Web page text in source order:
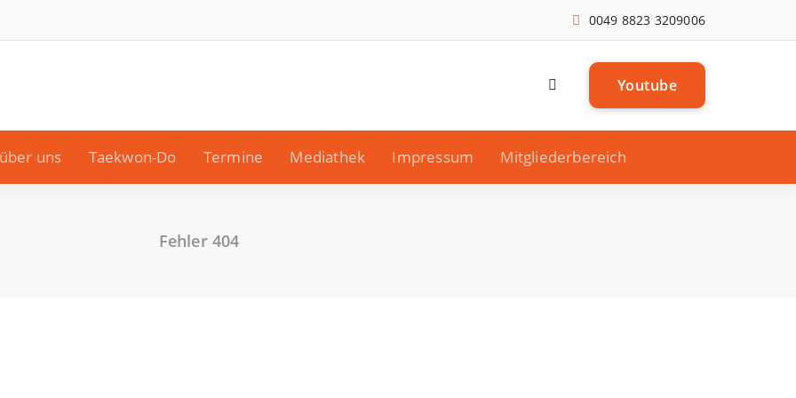
0049 8823 3209006
Youtube
über uns Taekwon-Do Termine Mediathek Impressum Mitgliederbereich
Fehler 404